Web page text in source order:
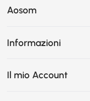
Aosom
Informazioni
Il mio Account